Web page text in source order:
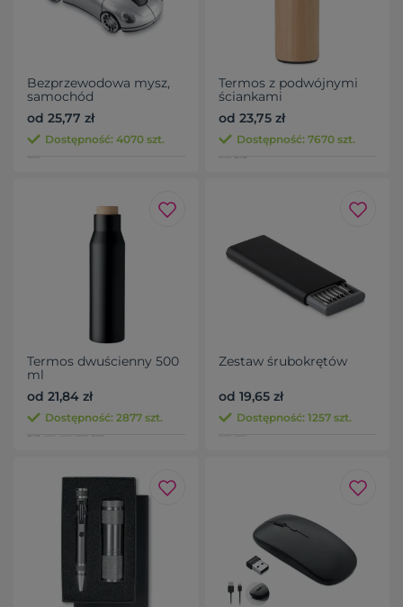
Bezprzewodowa mysz,
samochód
od 25,77 zł
Dostępność: 4070 szt.
Termos z podwójnymi
ściankami
od 23,75 zł
Dostępność: 7670 szt.
Termos dwuścienny 500
ml
od 21,84 zł
Dostępność: 2877 szt.
Zestaw śrubokrętów
od 19,65 zł
Dostępność: 1257 szt.